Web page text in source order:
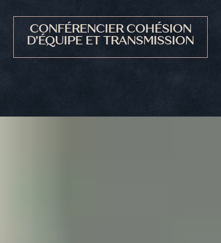
CONFÉRENCIER COHÉSION
D'ÉQUIPE ET TRANSMISSION